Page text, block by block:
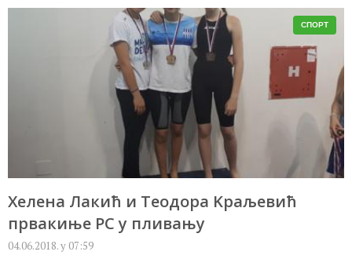
СПОРТ
Хелена Лакић и Теодора Kраљевић
првакиње РС у пливању
04.06.2018. у 07:59